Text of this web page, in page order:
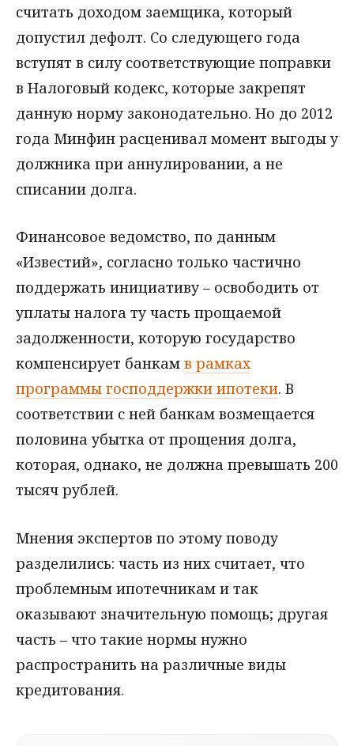
считать доходом заемщика, который
допустил дефолт. Со следующего года
вступят в силу соответствующие поправки
в Налоговый кодекс, которые закрепят
данную норму законодательно. Но до 2012
года Минфин расценивал момент выгоды у
должника при аннулировании, а не
списании долга.
Финансовое ведомство, по данным
«Известий», согласно только частично
поддержать инициативу – освободить от
уплаты налога ту часть прощаемой
задолженности, которую государство
компенсирует банкам в рамках
программы господдержки ипотеки. В
соответствии с ней банкам возмещается
половина убытка от прощения долга,
которая, однако, не должна превышать 200
тысяч рублей.
Мнения экспертов по этому поводу
разделились: часть из них считает, что
проблемным ипотечникам и так
оказывают значительную помощь; другая
часть – что такие нормы нужно
распространить на различные виды
кредитования.